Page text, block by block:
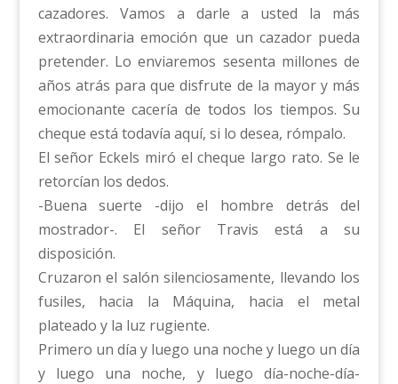
cazadores. Vamos a darle a usted la más
extraordinaria emoción que un cazador pueda
pretender. Lo enviaremos sesenta millones de
años atrás para que disfrute de la mayor y más
emocionante cacería de todos los tiempos. Su
cheque está todavía aquí, si lo desea, rómpalo.
El señor Eckels miró el cheque largo rato. Se le
retorcían los dedos.
-Buena suerte -dijo el hombre detrás del
mostrador-. El señor Travis está a su
disposición.
Cruzaron el salón silenciosamente, llevando los
fusiles, hacia la Máquina, hacia el metal
plateado y la luz rugiente.
Primero un día y luego una noche y luego un día
y luego una noche, y luego día-noche-día-